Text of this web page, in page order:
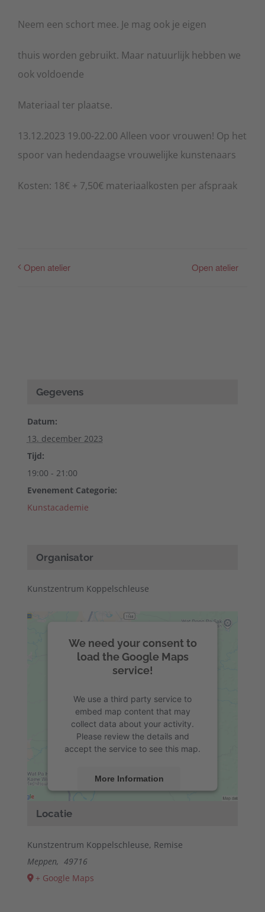
Neem een schort mee. Je mag ook je eigen
thuis worden gebruikt. Maar natuurlijk hebben we
ook voldoende
Materiaal ter plaatse.
13.12.2023 19.00-22.00 Alleen voor vrouwen! Op het
spoor van hedendaagse vrouwelijke kunstenaars
Kosten: 18€ + 7,50€ materiaalkosten per afspraak
Open atelier Open atelier
Gegevens
Datum:
13. december 2023
Tijd:
19:00 - 21:00
Evenement Categorie:
Kunstacademie
Organisator
Kunstzentrum Koppelschleuse
Locatie
Kunstzentrum Koppelschleuse, Remise
Meppen, 49716
+ Google Maps
We need your consent to
load the Google Maps
service!
We use a third party service to
embed map content that may
collect data about your activity.
Please review the details and
accept the service to see this map.
More Information
Management Platform &eRecht24